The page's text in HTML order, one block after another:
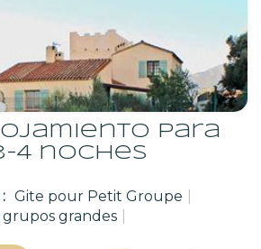
para
4 noches
Gite pour Petit Groupe
grupos grandes